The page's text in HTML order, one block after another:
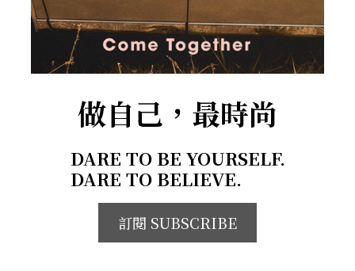
做自己，最時尚
DARE TO BE YOURSELF.
DARE TO BELIEVE.
訂閱 SUBSCRIBE